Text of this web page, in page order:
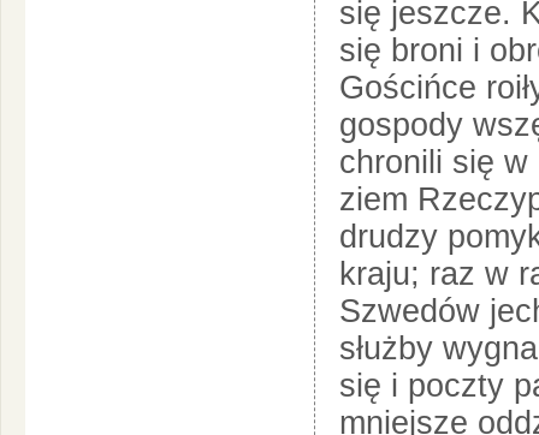
się jeszcze.
się broni i
Gościńce
gospody
chronili się w
ziem
drudzy
kraju; raz w
Szwedów
służby
się i poczty
mniejsze